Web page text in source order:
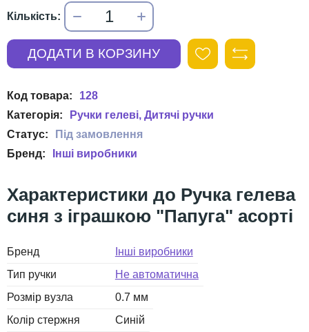
128
Ручки гелеві Дитячі ручки
Інші виробники
Ручка гелева
синя з іграшкою "Папуга" асорті
Бренд
Інші виробники
Тип ручки
Не автоматична
Розмір вузла
0.7 мм
Колір стержня
Синій